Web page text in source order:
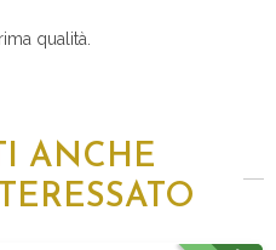
qualità.
ANCHE